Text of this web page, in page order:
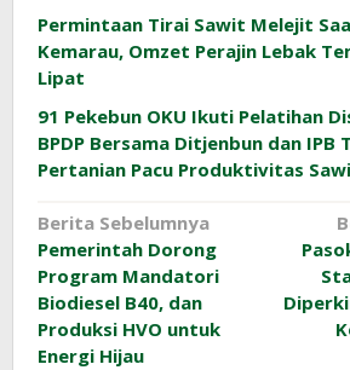
Permintaan Tirai Sawit Melejit
Kemarau, Omzet Perajin Lebak
Lipat
91 Pekebun OKU Ikuti Pelatihan
BPDP Bersama Ditjenbun dan IPB
Pertanian Pacu Produktivitas
Navigasi
pos
Berita Sebelumnya
Pemerintah Dorong
Program Mandatori
Biodiesel B40, dan
Produksi HVO untuk
Energi Hijau